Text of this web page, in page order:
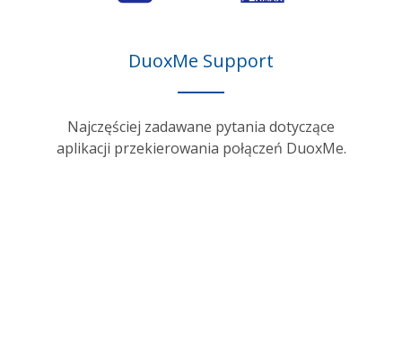
DuoxMe Support
Najczęściej zadawane pytania dotyczące
aplikacji przekierowania połączeń DuoxMe.